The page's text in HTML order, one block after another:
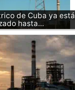
de Cuba ya está
hasta…